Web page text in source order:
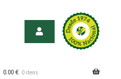
0.00€ 0 itens